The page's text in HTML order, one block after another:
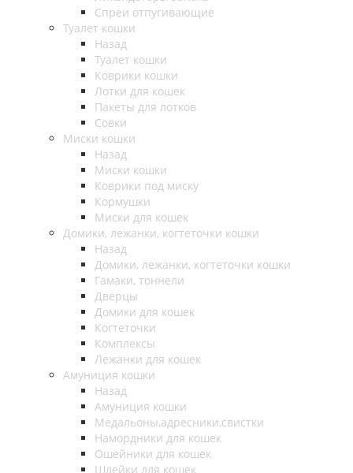
Спреи отпугивающие
Туалет кошки
Назад
Туалет кошки
Коврики кошки
Лотки для кошек
Пакеты для лотков
Совки
Миски кошки
Назад
Миски кошки
Коврики под миску
Кормушки
Миски для кошек
Домики, лежанки, когтеточки кошки
Назад
Домики, лежанки, когтеточки кошки
Гамаки, тоннели
Дверцы
Домики для кошек
Когтеточки
Комплексы
Лежанки для кошек
Амуниция кошки
Назад
Амуниция кошки
Медальоны,адресники,свистки
Намордники для кошек
Ошейники для кошек
Шлейки для кошек